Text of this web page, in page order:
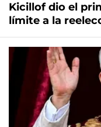
Kicillof dio el
límite a la